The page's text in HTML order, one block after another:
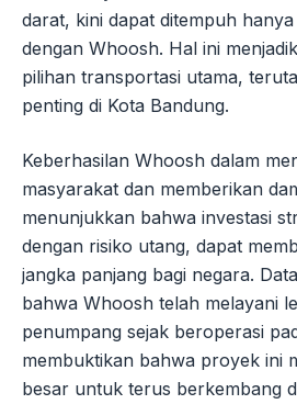
darat, kini dapat ditempuh
dengan Whoosh. Hal ini
pilihan transportasi utama,
penting di Kota Bandung.
Keberhasilan Whoosh dalam
masyarakat dan memberikan
menunjukkan bahwa investasi
dengan risiko utang, dapat
jangka panjang bagi negara.
bahwa Whoosh telah melayani
penumpang sejak beroperasi
membuktikan bahwa proyek ini
besar untuk terus berkembang